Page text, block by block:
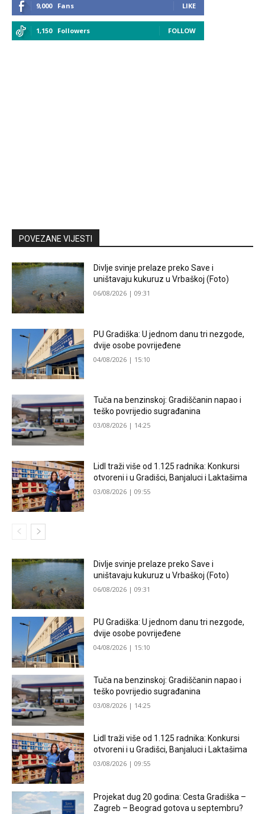
9,000 Fans LIKE
1,150 Followers FOLLOW
POVEZANE VIJESTI
Divlje svinje prelaze preko Save i
uništavaju kukuruz u Vrbaškoj (Foto)
06/08/2026 | 09:31
PU Gradiška: U jednom danu tri nezgode,
dvije osobe povrijeđene
04/08/2026 | 15:10
Tuča na benzinskoj: Gradiščanin napao i
teško povrijedio sugrađanina
03/08/2026 | 14:25
Lidl traži više od 1.125 radnika: Konkursi
otvoreni i u Gradišci, Banjaluci i Laktašima
03/08/2026 | 09:55
Divlje svinje prelaze preko Save i
uništavaju kukuruz u Vrbaškoj (Foto)
06/08/2026 | 09:31
PU Gradiška: U jednom danu tri nezgode,
dvije osobe povrijeđene
04/08/2026 | 15:10
Tuča na benzinskoj: Gradiščanin napao i
teško povrijedio sugrađanina
03/08/2026 | 14:25
Lidl traži više od 1.125 radnika: Konkursi
otvoreni i u Gradišci, Banjaluci i Laktašima
03/08/2026 | 09:55
Projekat dug 20 godina: Cesta Gradiška –
Zagreb – Beograd gotova u septembru?